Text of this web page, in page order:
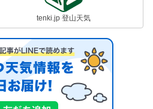
tenki.jp 登山天気